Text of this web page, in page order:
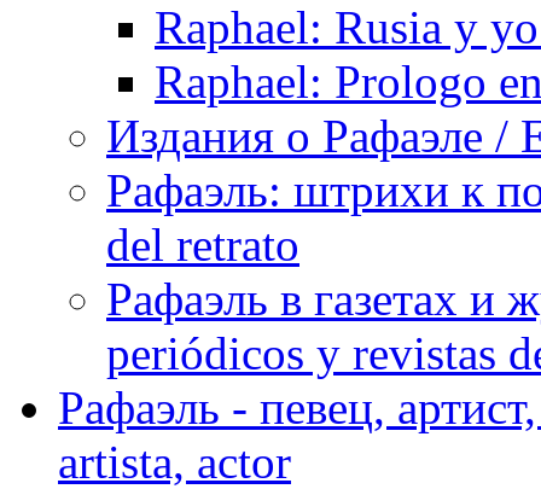
Raphael: Rusia y
Raphael: Prologo
Издания о Рафаэле /
Рафаэль: штрихи к
del retrato
Рафаэль в газетах и
periódicos y revistas
Рафаэль - певец,
artista, actor